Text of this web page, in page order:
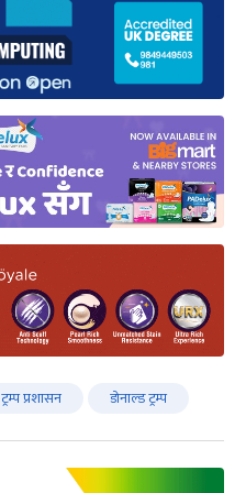
ट्रम्प प्रशासन डोनाल्ड ट्रम्प